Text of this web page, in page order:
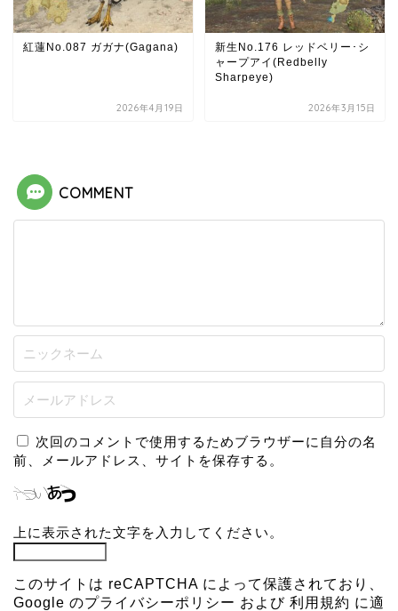
紅蓮No.087 ガガナ(Gagana)
2026年4月19日
新生No.176 レッドベリー･シ
ャープアイ(Redbelly
Sharpeye)
2026年3月15日
COMMENT
次回のコメントで使用するためブラウザーに自分の名
前、メールアドレス、サイトを保存する。
上に表示された文字を入力してください。
このサイトは reCAPTCHA によって保護されており、
Google のプライバシーポリシー および 利用規約 に適